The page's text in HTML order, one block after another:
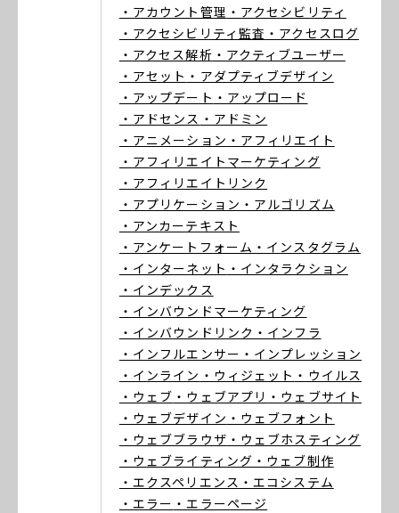
・アカウント管理 ・アクセシビリティ
・アクセシビリティ監査 ・アクセスログ
・アクセス解析 ・アクティブユーザー
・アセット ・アダプティブデザイン
・アップデート ・アップロード
・アドセンス ・アドミン
・アニメーション ・アフィリエイト
・アフィリエイトマーケティング
・アフィリエイトリンク
・アプリケーション ・アルゴリズム
・アンカーテキスト
・アンケートフォーム ・インスタグラム
・インターネット ・インタラクション
・インデックス
・インバウンドマーケティング
・インバウンドリンク ・インフラ
・インフルエンサー ・インプレッション
・インライン ・ウィジェット ・ウイルス
・ウェブ ・ウェブアプリ ・ウェブサイト
・ウェブデザイン ・ウェブフォント
・ウェブブラウザ ・ウェブホスティング
・ウェブライティング ・ウェブ制作
・エクスペリエンス ・エコシステム
・エラー ・エラーページ